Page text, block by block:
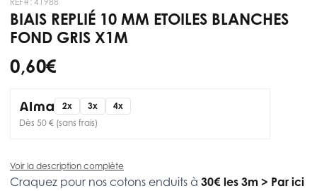
BIAIS REPLIÉ 10 MM ETOILES BLANCHES
FOND GRIS X1M
0,60 €
2x 3x
4x
Dès 50 € (sans frais)
Voir la description complète
Craquez pour nos cotons enduits à 30€ les 3m > Par ici